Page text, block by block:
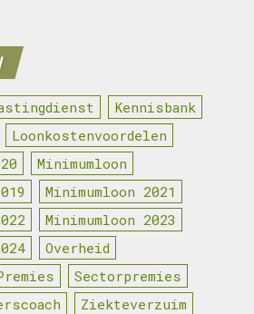
Kennisbank
Loonkostenvoordelen
Minimumloon
Minimumloon 2021
Minimumloon 2023
Overheid
Sectorpremies
Ziekteverzuim